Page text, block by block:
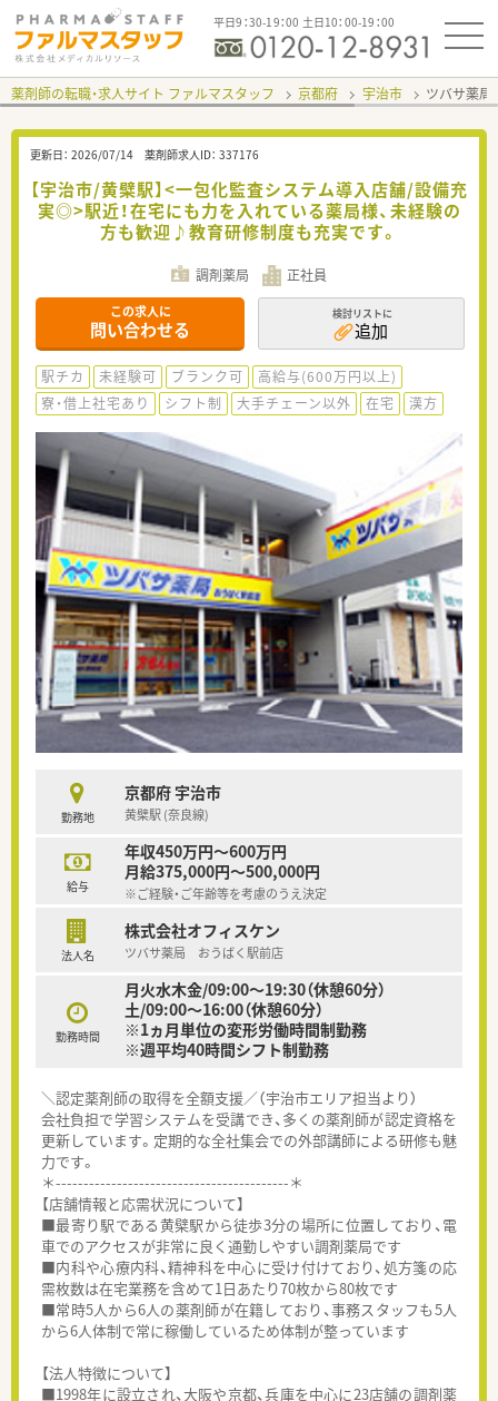
平日9：30-19：00 土日10：00-19：00
薬剤師の転職・求人サイト ファルマスタッフ 京都府 宇治市 ツバサ薬
更新日： 2026/07/14 薬剤師求人ID： 337176
【宇治市/黄檗駅】<一包化監査システム導入店舗/設備充
実◎>駅近！在宅にも力を入れている薬局様、未経験の
方も歓迎♪教育研修制度も充実です。
調剤薬局 正社員
この求人に
問い合わせる
検討リストに
追加
駅チカ 未経験可 ブランク可
高給与(600万円以上)
寮・借上社宅あり
シフト制 大手チェーン以外 在宅 漢方
勤務地
京都府 宇治市
黄檗駅 (奈良線)
給与
年収450万円～600万円
月給375,000円～500,000円
※ご経験・ご年齢等を考慮のうえ決定
法人名
株式会社オフィスケン
ツバサ薬局 おうばく駅前店
勤務時間
月火水木金/09:00～19:30（休憩60分）
土/09:00～16:00（休憩60分）
※1ヵ月単位の変形労働時間制勤務
※週平均40時間シフト制勤務
＼認定薬剤師の取得を全額支援／（宇治市エリア担当より）
会社負担で学習システムを受講でき、多くの薬剤師が認定資格を
更新しています。定期的な全社集会での外部講師による研修も魅
力です。
＊------------------------------------------＊
【店舗情報と応需状況について】
■最寄り駅である黄檗駅から徒歩3分の場所に位置しており、電
車でのアクセスが非常に良く通勤しやすい調剤薬局です
■内科や心療内科、精神科を中心に受け付けており、処方箋の応
需枚数は在宅業務を含めて1日あたり70枚から80枚です
■常時5人から6人の薬剤師が在籍しており、事務スタッフも5人
から6人体制で常に稼働しているため体制が整っています
【法人特徴について】
■1998年に設立され、大阪や京都、兵庫を中心に23店舗の調剤薬